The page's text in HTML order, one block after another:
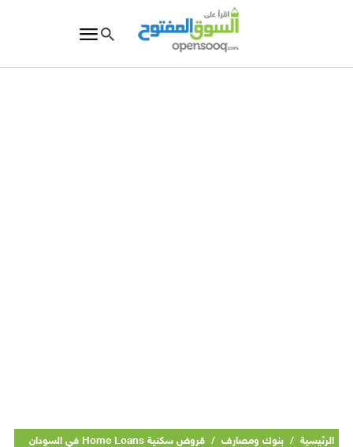
الرئيسية / بنوك ومصارف / قروض سكنية Home Loans في السودان